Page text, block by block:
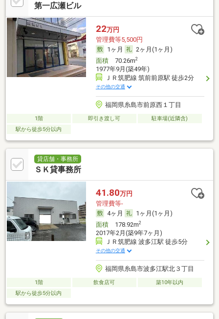
第一広瀬ビル
22万円
管理費等5,500円
1ヶ月
2ヶ月(1ヶ月)
面積70.26m2
1977年9月(築49年)
ＪＲ筑肥線 筑前前原駅 徒歩2分
その他の交通
福岡県糸島市前原西１丁目
1階 即引き渡し可
駐車場(近隣含)
駅から徒歩5分以内
貸店舗・事務所
ＳＫ貸事務所
41.80万円
管理費等-
4ヶ月
1ヶ月(1ヶ月)
面積178.92m2
2017年2月(築9年7ヶ月)
ＪＲ筑肥線 波多江駅 徒歩5分
その他の交通
福岡県糸島市波多江駅北３丁目
1階 飲食店可
築10年以内
駅から徒歩5分以内